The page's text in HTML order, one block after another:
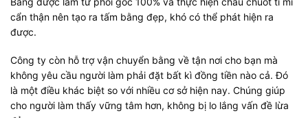
cẩn thận nên tạo ra tấm bằng đẹp, khó có thể phát hiện ra
được.
Công ty còn hỗ trợ vận chuyển bằng về tận nơi cho bạn mà
không yêu cầu người làm phải đặt bất kì đồng tiền nào cả. Đó
là một điều khác biệt so với nhiều cơ sở hiện nay. Chúng giúp
cho người làm thấy vững tâm hơn, không bị lo lắng vấn đề lừa